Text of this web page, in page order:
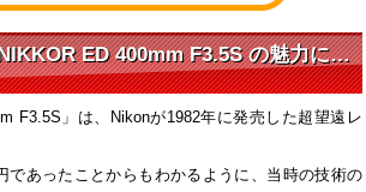
Nikon AI NIKKOR ED 400mm F3.5S の魅力に迫る
F3.5S」は、Nikonが1982年に発売した超望遠レ
であったことからもわかるように、当時の技術の